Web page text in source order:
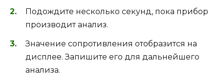
Подождите несколько секунд, пока прибор
производит анализ.
Значение сопротивления отобразится на
дисплее. Запишите его для дальнейшего
анализа.